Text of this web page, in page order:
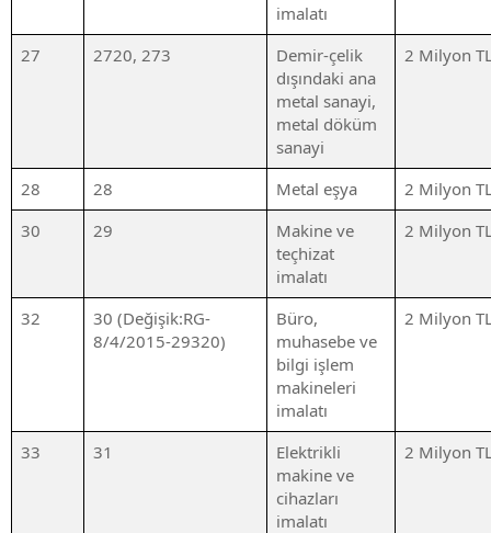
imalatı
27
2720, 273
Demir-çelik
dışındaki ana
metal sanayi,
metal döküm
sanayi
2 Milyon
28 28 Metal eşya
2 Milyon
30
29
Makine ve
teçhizat
imalatı
2 Milyon
32
30 (Değişik:RG-
8/4/2015-29320)
Büro,
muhasebe ve
bilgi işlem
makineleri
imalatı
2 Milyon
33 31
Elektrikli
makine ve
cihazları
imalatı
2 Milyon